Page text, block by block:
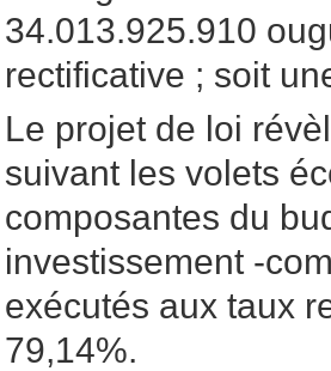
34.013.925.910
rectificative ; soit
Le projet de loi
suivant les volets
composantes du
investissement -
exécutés aux taux
79,14%.